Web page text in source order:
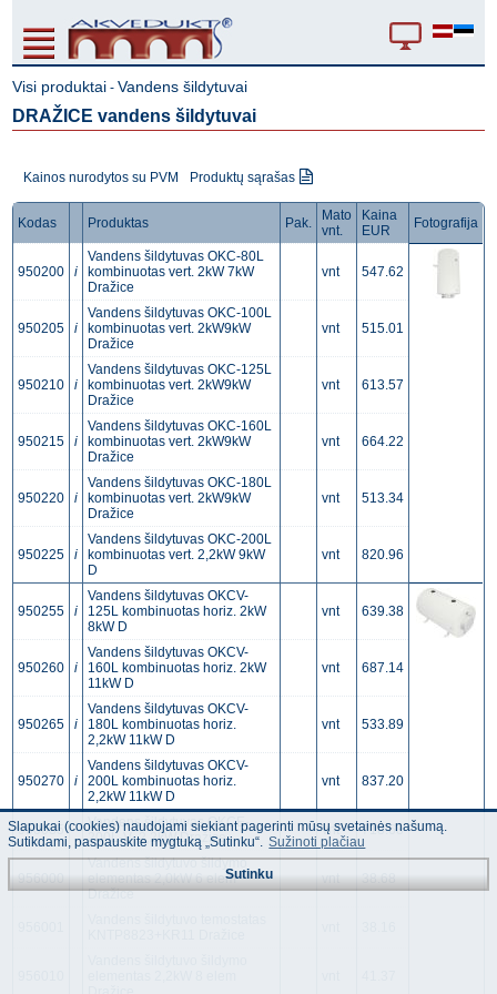
Visi produktai -Vandens šildytuvai
DRAŽICE vandens šildytuvai
Kainos nurodytos su PVM Produktų sąrašas
Kodas Produktas Pak.
Mato
vnt.
Kaina
EUR
Fotografija
950200 i
Vandens šildytuvas OKC-80L
kombinuotas vert. 2kW 7kW
Dražice
vnt 547.62
950205 i
Vandens šildytuvas OKC-100L
kombinuotas vert. 2kW9kW
Dražice
vnt 515.01
950210 i
Vandens šildytuvas OKC-125L
kombinuotas vert. 2kW9kW
Dražice
vnt 613.57
950215 i
Vandens šildytuvas OKC-160L
kombinuotas vert. 2kW9kW
Dražice
vnt 664.22
950220 i
Vandens šildytuvas OKC-180L
kombinuotas vert. 2kW9kW
Dražice
vnt 513.34
950225 i
Vandens šildytuvas OKC-200L
kombinuotas vert. 2,2kW 9kW
D
vnt 820.96
950255 i
Vandens šildytuvas OKCV-
125L kombinuotas horiz. 2kW
8kW D
vnt 639.38
950260 i
Vandens šildytuvas OKCV-
160L kombinuotas horiz. 2kW
11kW D
vnt 687.14
950265 i
Vandens šildytuvas OKCV-
180L kombinuotas horiz.
2,2kW 11kW D
vnt 533.89
950270 i
Vandens šildytuvas OKCV-
200L kombinuotas horiz.
2,2kW 11kW D
vnt 837.20
950035
Vandens šildytuvas OKCE-
200L-V- 2,2kW Dražice
vnt 718.68
956000
Vandens šildytuvo šildymo
elementas 2,0kW 6 elem
Dražice
vnt 38.68
Slapukai (cookies) naudojami siekiant pagerinti mūsų svetainės našumą.
Sutikdami, paspauskite mygtuką „Sutinku“. Sužinoti plačiau
Sutinku